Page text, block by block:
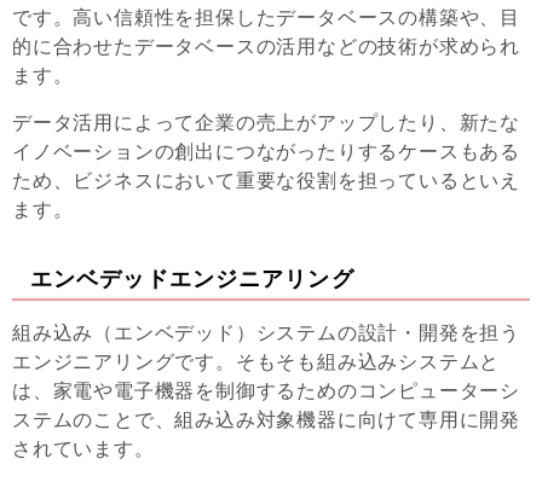
です。高い信頼性を担保したデータベースの構築や、目
的に合わせたデータベースの活用などの技術が求められ
ます。
データ活用によって企業の売上がアップしたり、新たな
イノベーションの創出につながったりするケースもある
ため、ビジネスにおいて重要な役割を担っているといえ
ます。
エンベデッドエンジニアリング
組み込み（エンベデッド）システムの設計・開発を担う
エンジニアリングです。そもそも組み込みシステムと
は、家電や電子機器を制御するためのコンピューターシ
ステムのことで、組み込み対象機器に向けて専用に開発
されています。